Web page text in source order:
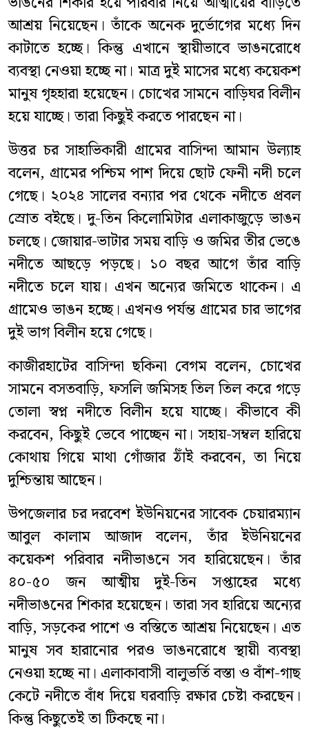
আশ্রয় নিয়েছেন। তাঁকে অনেক দুর্ভোগের মধ্যে দিন
কাটাতে হচ্ছে। কিন্তু এখানে স্থায়ীভাবে ভাঙনরোধে
ব্যবস্থা নেওয়া হচ্ছে না। মাত্র দুই মাসের মধ্যে কয়েকশ
মানুষ গৃহহারা হয়েছেন। চোখের সামনে বাড়িঘর বিলীন
হয়ে যাচ্ছে। তারা কিছুই করতে পারছেন না।
উত্তর চর সাহাভিকারী গ্রামের বাসিন্দা আমান উল্যাহ
বলেন, গ্রামের পশ্চিম পাশ দিয়ে ছোট ফেনী নদী চলে
গেছে। ২০২৪ সালের বন্যার পর থেকে নদীতে প্রবল
স্রোত বইছে। দু-তিন কিলোমিটার এলাকাজুড়ে ভাঙন
চলছে। জোয়ার-ভাটার সময় বাড়ি ও জমির তীর ভেঙে
নদীতে আছড়ে পড়ছে। ১০ বছর আগে তাঁর বাড়ি
নদীতে চলে যায়। এখন অন্যের জমিতে থাকেন। এ
গ্রামেও ভাঙন হচ্ছে। এখনও পর্যন্ত গ্রামের চার ভাগের
দুই ভাগ বিলীন হয়ে গেছে।
কাজীরহাটের বাসিন্দা ছকিনা বেগম বলেন, চোখের
সামনে বসতবাড়ি, ফসলি জমিসহ তিল তিল করে গড়ে
তোলা স্বপ্ন নদীতে বিলীন হয়ে যাচ্ছে। কীভাবে কী
করবেন, কিছুই ভেবে পাচ্ছেন না। সহায়-সম্বল হারিয়ে
কোথায় গিয়ে মাথা গোঁজার ঠাঁই করবেন, তা নিয়ে
দুশ্চিন্তায় আছেন।
উপজেলার চর দরবেশ ইউনিয়নের সাবেক চেয়ারম্যান
আবুল কালাম আজাদ বলেন, তাঁর ইউনিয়নের
কয়েকশ পরিবার নদীভাঙনে সব হারিয়েছেন। তাঁর
৪০-৫০ জন আত্মীয় দুই-তিন সপ্তাহের মধ্যে
নদীভাঙনের শিকার হয়েছেন। তারা সব হারিয়ে অন্যের
বাড়ি, সড়কের পাশে ও বস্তিতে আশ্রয় নিয়েছেন। এত
মানুষ সব হারানোর পরও ভাঙনরোধে স্থায়ী ব্যবস্থা
নেওয়া হচ্ছে না। এলাকাবাসী বালুভর্তি বস্তা ও বাঁশ-গাছ
কেটে নদীতে বাঁধ দিয়ে ঘরবাড়ি রক্ষার চেষ্টা করছেন।
কিন্তু কিছুতেই তা টিকছে না।